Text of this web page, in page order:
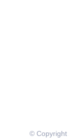
© Copyright